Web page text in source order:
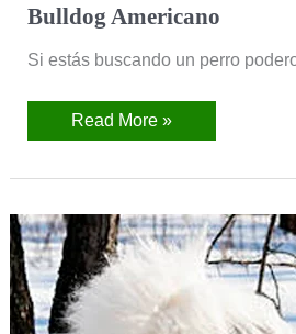
Bulldog Americano
Si estás buscando un perro
Read More »
Bobtail
(Antiguo
perro
pastor
ingles)